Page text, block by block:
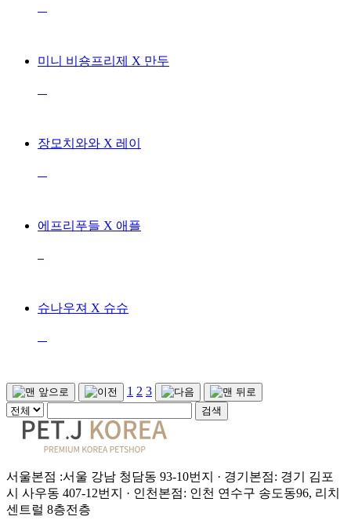
미니 비숑프리제 X 만두
장모치와와 X 레이
에프리푸들 X 애플
슈나우져 X 슈슈
1 2 3
서울본점 :서울 강남 청담동 93-10번지 · 경기본점: 경기 김포
시 사우동 407-12번지 · 인천본점: 인천 연수구 송도동96, 리치
센트럴 8층전층